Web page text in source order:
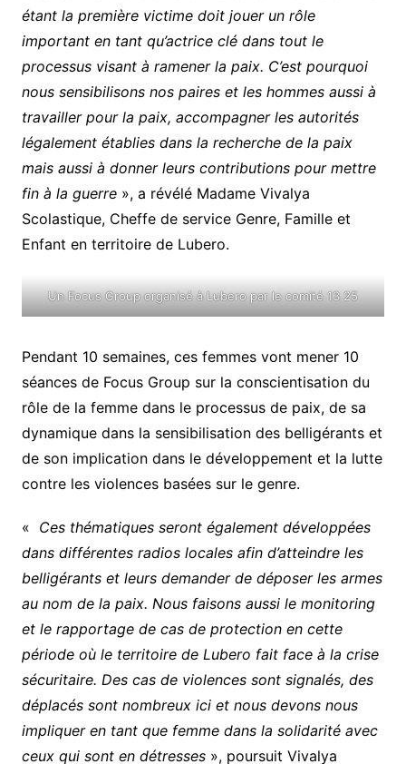
étant la première victime doit jouer un rôle
important en tant qu’actrice clé dans tout le
processus visant à ramener la paix. C’est pourquoi
nous sensibilisons nos paires et les hommes aussi à
travailler pour la paix, accompagner les autorités
légalement établies dans la recherche de la paix
mais aussi à donner leurs contributions pour mettre
fin à la guerre», a révélé Madame Vivalya
Scolastique, Cheffe de service Genre, Famille et
Enfant en territoire de Lubero.
Un Focus Group organisé à Lubero par le comité 13 25
Pendant 10 semaines, ces femmes vont mener 10
séances de Focus Group sur la conscientisation du
rôle de la femme dans le processus de paix, de sa
dynamique dans la sensibilisation des belligérants et
de son implication dans le développement et la lutte
contre les violences basées sur le genre.
« Ces thématiques seront également développées
dans différentes radios locales afin d’atteindre les
belligérants et leurs demander de déposer les armes
au nom de la paix. Nous faisons aussi le monitoring
et le rapportage de cas de protection en cette
période où le territoire de Lubero fait face à la crise
sécuritaire. Des cas de violences sont signalés, des
déplacés sont nombreux ici et nous devons nous
impliquer en tant que femme dans la solidarité avec
ceux qui sont en détresses», poursuit Vivalya